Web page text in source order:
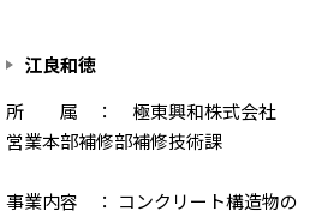
江良和徳
所 属 ： 極東興和株式会社
営業本部補修部補修技術課
事業内容 ： コンクリート構造物の